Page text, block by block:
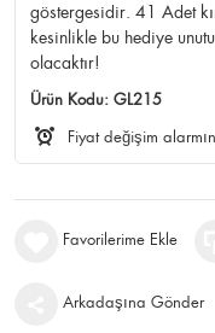
göstergesidir. 41 Adet
kesinlikle bu hediye
olacaktır!
Ürün Kodu: GL215
Fiyat değişim
Favorilerime Ekle
Arkadaşına Gönder